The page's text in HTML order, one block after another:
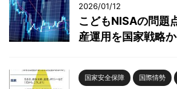
2026/01/12
こどもNISAの問題
産運用を国家戦略
国家安全保障 国際情勢